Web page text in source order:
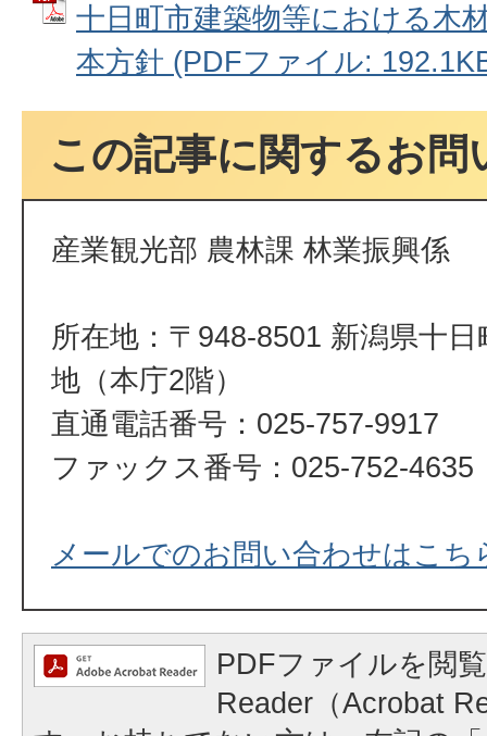
十日町市建築物等における木
本方針 (PDFファイル:
この記事に関するお問
産業観光部 農林課 林業振興係
所在地：〒948-8501 新潟県十
地（本庁2階）
直通電話番号：025-757-9917
ファックス番号：025-752-4635
メールでのお問い合わせはこち
PDFファイルを閲
Reader（Acrobat